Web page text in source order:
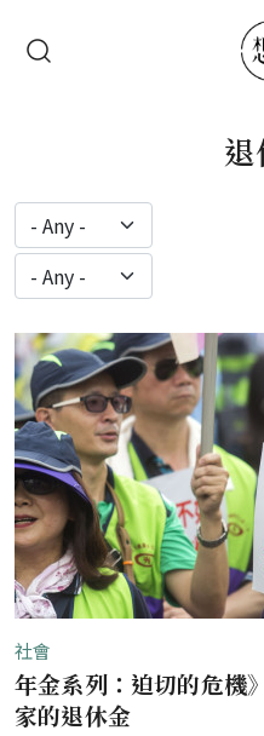
社會
年金系列：迫切的危機
家的退休金